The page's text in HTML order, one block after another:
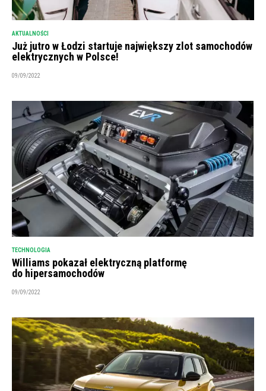
AKTUALNOŚCI
Już jutro w Łodzi startuje największy zlot samochodów
elektrycznych w Polsce!
09/09/2022
TECHNOLOGIA
Williams pokazał elektryczną platformę
do hipersamochodów
09/09/2022